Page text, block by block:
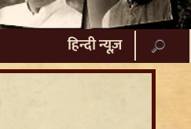
हिन्दी न्यूज़